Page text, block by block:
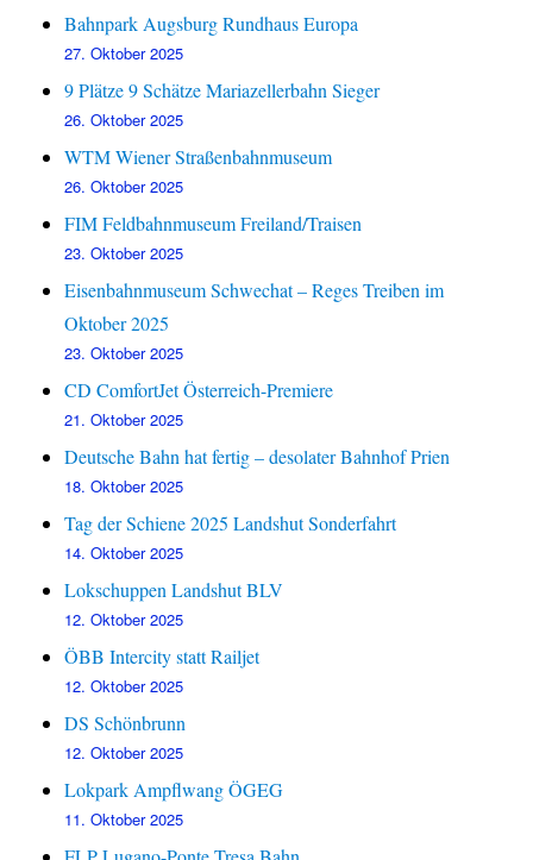
Bahnpark Augsburg Rundhaus Europa
27. Oktober 2025
9 Plätze 9 Schätze Mariazellerbahn Sieger
26. Oktober 2025
WTM Wiener Straßenbahnmuseum
26. Oktober 2025
FIM Feldbahnmuseum Freiland/Traisen
23. Oktober 2025
Eisenbahnmuseum Schwechat – Reges Treiben im
Oktober 2025
23. Oktober 2025
CD ComfortJet Österreich-Premiere
21. Oktober 2025
Deutsche Bahn hat fertig – desolater Bahnhof Prien
18. Oktober 2025
Tag der Schiene 2025 Landshut Sonderfahrt
14. Oktober 2025
Lokschuppen Landshut BLV
12. Oktober 2025
ÖBB Intercity statt Railjet
12. Oktober 2025
DS Schönbrunn
12. Oktober 2025
Lokpark Ampflwang ÖGEG
11. Oktober 2025